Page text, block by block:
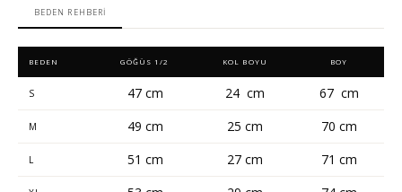
BEDEN REHBERI
BEDEN GÖĞÜS 1/2 KOL BOYU BOY
S 47 cm 24 cm 67 cm
M 49 cm 25 cm 70 cm
L 51 cm 27 cm 71 cm